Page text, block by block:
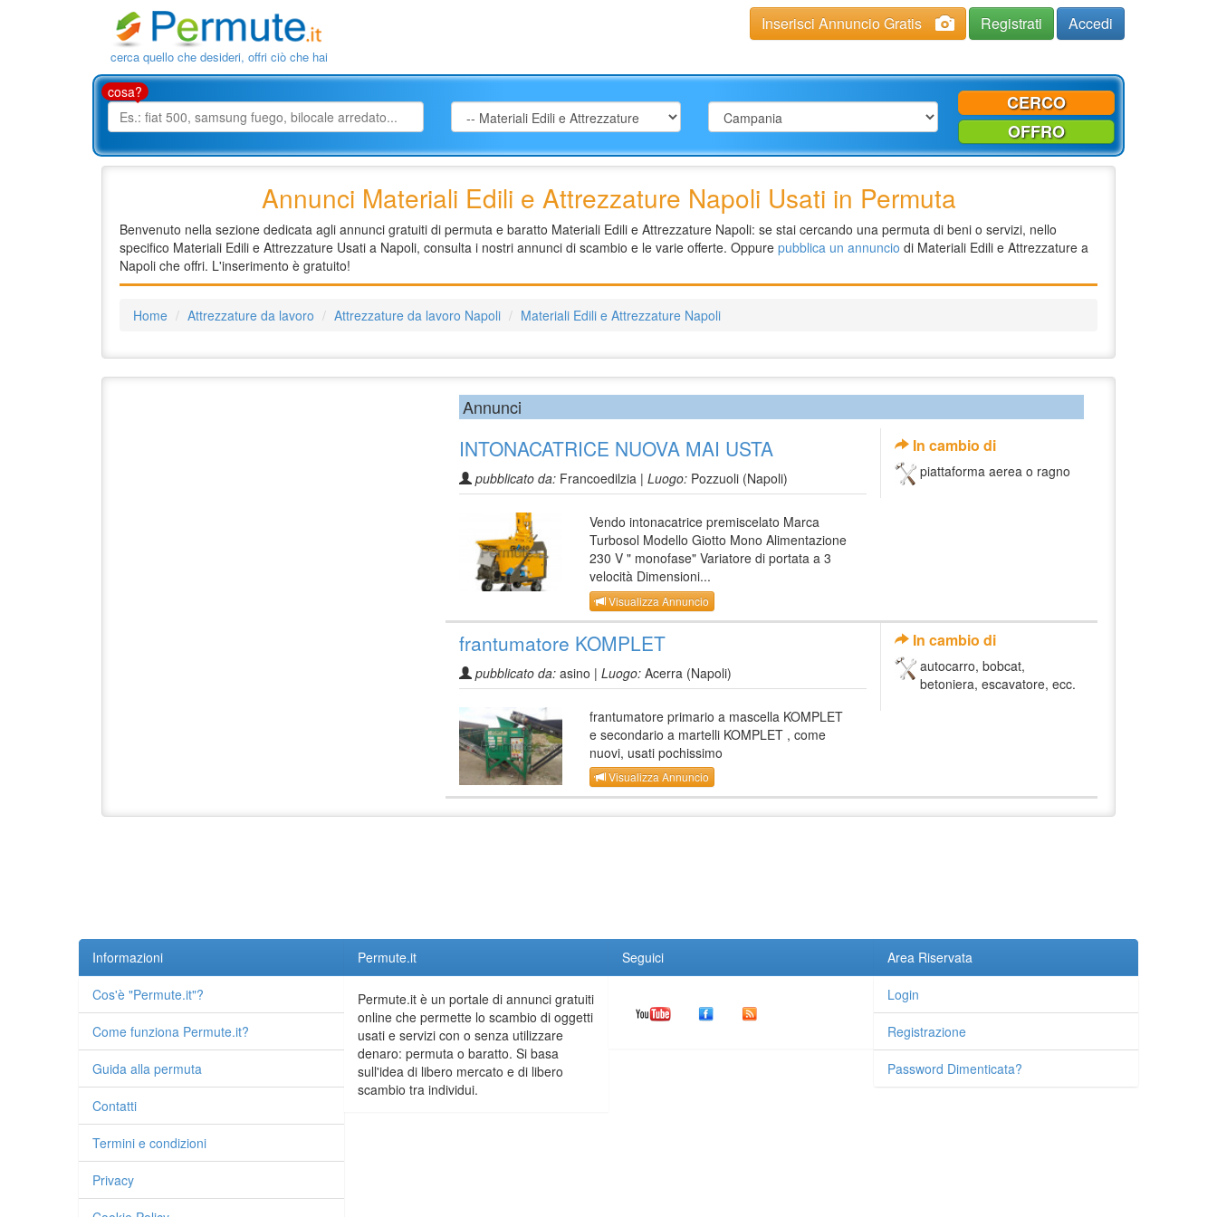
cerca quello che desideri, offri ciò che hai
Inserisci Annuncio Gratis Registrati Accedi
cosa?
CERCO
OFFRO
Annunci Materiali Edili e Attrezzature Napoli Usati in Permuta
Benvenuto nella sezione dedicata agli annunci gratuiti di permuta e baratto Materiali Edili e Attrezzature Napoli: se stai cercando una permuta di beni o servizi, nello
specifico Materiali Edili e Attrezzature Usati a Napoli, consulta i nostri annunci di scambio e le varie offerte. Oppure pubblica un annuncio di Materiali Edili e Attrezzature a
Napoli che offri. L'inserimento è gratuito!
Home Attrezzature da lavoro Attrezzature da lavoro Napoli Materiali Edili e Attrezzature Napoli
Annunci
INTONACATRICE NUOVA MAI USTA
pubblicato da: Francoedilzia | Luogo: Pozzuoli (Napoli)
Vendo intonacatrice premiscelato Marca
Turbosol Modello Giotto Mono Alimentazione
230 V " monofase" Variatore di portata a 3
velocità Dimensioni...
Visualizza Annuncio
In cambio di
piattaforma aerea o ragno
frantumatore KOMPLET
pubblicato da: asino | Luogo: Acerra (Napoli)
frantumatore primario a mascella KOMPLET
e secondario a martelli KOMPLET , come
nuovi, usati pochissimo
Visualizza Annuncio
In cambio di
autocarro, bobcat,
betoniera, escavatore, ecc.
Informazioni
Cos'è "Permute.it"?
Come funziona Permute.it?
Guida alla permuta
Contatti
Termini e condizioni
Privacy
Permute.it
Permute.it è un portale di annunci gratuiti
online che permette lo scambio di oggetti
usati e servizi con o senza utilizzare
denaro: permuta o baratto. Si basa
sull'idea di libero mercato e di libero
scambio tra individui.
Seguici Area Riservata
Login
Registrazione
Password Dimenticata?